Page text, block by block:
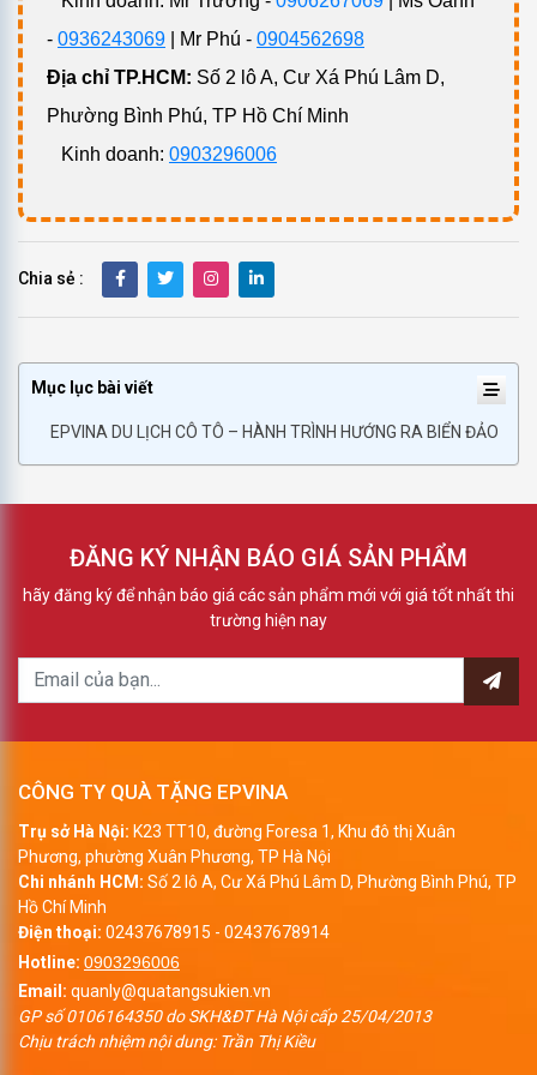
- 0936243069 | Mr Phú - 0904562698
Địa chỉ TP.HCM: Số 2 lô A, Cư Xá Phú Lâm D,
Phường Bình Phú, TP Hồ Chí Minh
Kinh doanh: 0903296006
Chia sẻ :
Mục lục bài viết
EPVINA DU LỊCH CÔ TÔ – HÀNH TRÌNH HƯỚNG RA BIỂN ĐẢO
ĐĂNG KÝ NHẬN BÁO GIÁ SẢN PHẨM
hãy đăng ký để nhận báo giá các sản phẩm mới với giá tốt nhất thi
trường hiện nay
CÔNG TY QUÀ TẶNG EPVINA
Trụ sở Hà Nội: K23 TT10, đường Foresa 1, Khu đô thị Xuân
Phương, phường Xuân Phương, TP Hà Nội
Chi nhánh HCM: Số 2 lô A, Cư Xá Phú Lâm D, Phường Bình Phú, TP
Hồ Chí Minh
Điện thoại: 02437678915 - 02437678914
Hotline: 0903296006
Email: quanly@quatangsukien.vn
GP số 0106164350 do SKH&ĐT Hà Nội cấp 25/04/2013
Chịu trách nhiệm nội dung: Trần Thị Kiều